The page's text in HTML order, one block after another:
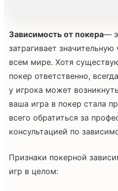
Зависимость от покера—
затрагивает значительную
всем мире. Хотя
покер ответственно,
у игрока может
ваша игра в покер стала
всего обратиться за
консультацией по
Признаки покерной
игр в целом: